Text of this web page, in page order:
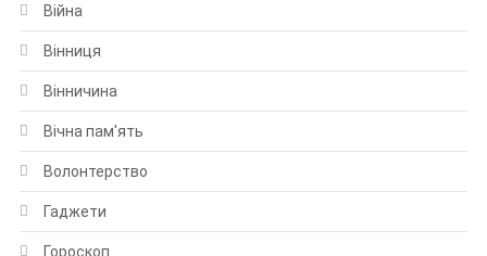
Війна
Вінниця
Вінничина
Вічна пам'ять
Волонтерство
Гаджети
Гороскоп